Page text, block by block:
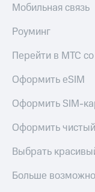
Мобильная связь
Роуминг
Перейти в МТС
Оформить eSIM
Оформить SIM-
Оформить
Выбрать
Больше